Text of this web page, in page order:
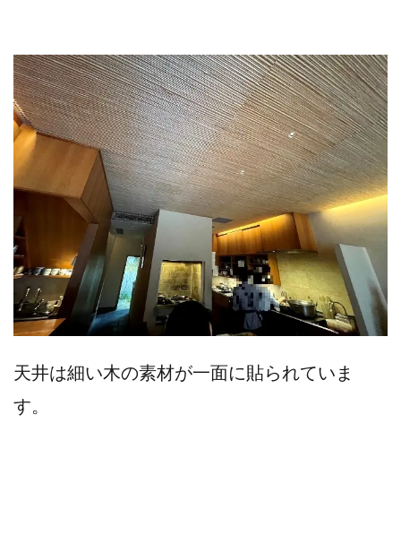
天井は細い木の素材が一面に貼られていま
す。